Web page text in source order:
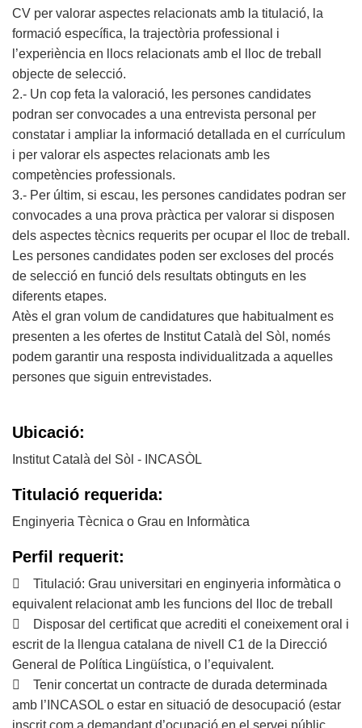
CV per valorar aspectes relacionats amb la titulació, la
formació específica, la trajectòria professional i
l’experiència en llocs relacionats amb el lloc de treball
objecte de selecció.
2.- Un cop feta la valoració, les persones candidates
podran ser convocades a una entrevista personal per
constatar i ampliar la informació detallada en el currículum
i per valorar els aspectes relacionats amb les
competències professionals.
3.- Per últim, si escau, les persones candidates podran ser
convocades a una prova pràctica per valorar si disposen
dels aspectes tècnics requerits per ocupar el lloc de treball.
Les persones candidates poden ser excloses del procés
de selecció en funció dels resultats obtinguts en les
diferents etapes.
Atès el gran volum de candidatures que habitualment es
presenten a les ofertes de Institut Català del Sòl, només
podem garantir una resposta individualitzada a aquelles
persones que siguin entrevistades.
Ubicació:
Institut Català del Sòl - INCASÒL
Titulació requerida:
Enginyeria Tècnica o Grau en Informàtica
Perfil requerit:
 Titulació: Grau universitari en enginyeria informàtica o
equivalent relacionat amb les funcions del lloc de treball
 Disposar del certificat que acrediti el coneixement oral i
escrit de la llengua catalana de nivell C1 de la Direcció
General de Política Lingüística, o l’equivalent.
 Tenir concertat un contracte de durada determinada
amb l’INCASOL o estar en situació de desocupació (estar